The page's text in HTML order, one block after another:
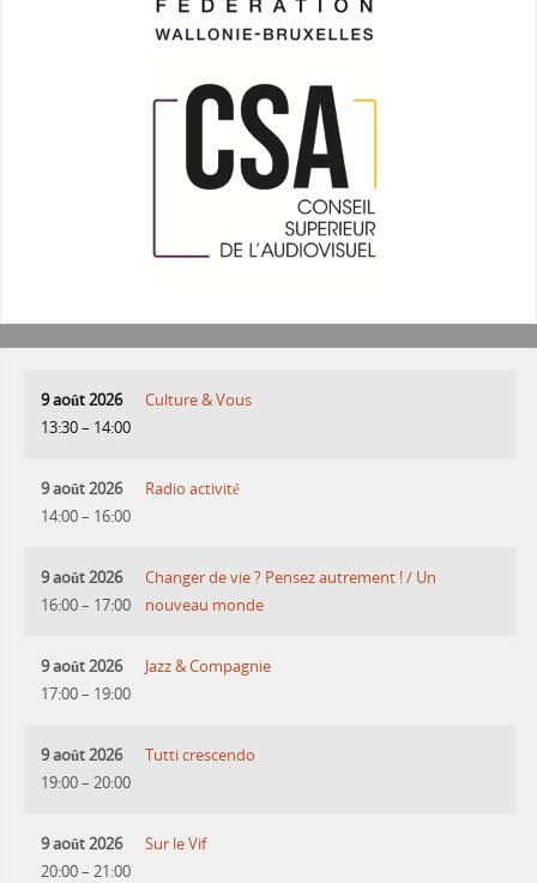
9 août 2026
13:30– 14:00
Culture & Vous
9 août 2026
14:00– 16:00
Radio activité
9 août 2026
16:00– 17:00
Changer de vie ? Pensez autrement ! / Un
nouveau monde
9 août 2026
17:00– 19:00
Jazz & Compagnie
9 août 2026
19:00– 20:00
Tutti crescendo
9 août 2026
20:00– 21:00
Sur le Vif